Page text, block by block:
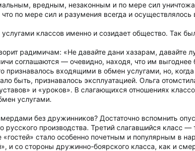
вредным, незаконным и по мере сил
по мере сил и разумения всегда и осуществлялось
классов именно и созидает общество. Так
радимичам: «Не давайте дани хазарам,
соглашаются — очевидно, находя, что им
признавалось входящими в обмен услугами, но,
быть, признавалось эксплуатацией. Ольга
и «уроков». В слагающихся отношениях
услугами.
без дружинников? Достаточно вспомнить
русского производства. Третий слагавшийся класс
стало особенно почетным и популярным в
и со стороны дружинно-боярского класса, как и